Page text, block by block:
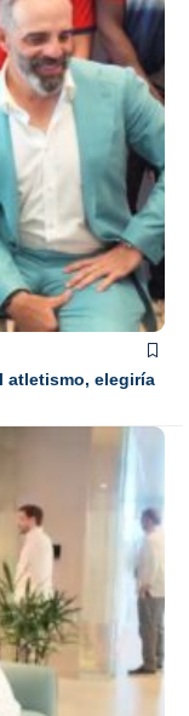
atletismo, elegiría